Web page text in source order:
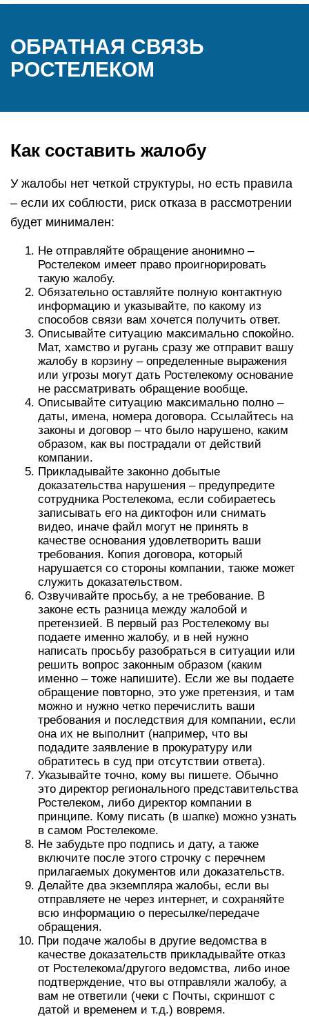
ОБРАТНАЯ СВЯЗЬ
РОСТЕЛЕКОМ
Как составить жалобу
У жалобы нет четкой структуры, но есть правила
– если их соблюсти, риск отказа в рассмотрении
будет минимален:
Не отправляйте обращение анонимно –
Ростелеком имеет право проигнорировать
такую жалобу.
Обязательно оставляйте полную контактную
информацию и указывайте, по какому из
способов связи вам хочется получить ответ.
Описывайте ситуацию максимально спокойно.
Мат, хамство и ругань сразу же отправит вашу
жалобу в корзину – определенные выражения
или угрозы могут дать Ростелекому основание
не рассматривать обращение вообще.
Описывайте ситуацию максимально полно –
даты, имена, номера договора. Ссылайтесь на
законы и договор – что было нарушено, каким
образом, как вы пострадали от действий
компании.
Прикладывайте законно добытые
доказательства нарушения – предупредите
сотрудника Ростелекома, если собираетесь
записывать его на диктофон или снимать
видео, иначе файл могут не принять в
качестве основания удовлетворить ваши
требования. Копия договора, который
нарушается со стороны компании, также может
служить доказательством.
Озвучивайте просьбу, а не требование. В
законе есть разница между жалобой и
претензией. В первый раз Ростелекому вы
подаете именно жалобу, и в ней нужно
написать просьбу разобраться в ситуации или
решить вопрос законным образом (каким
именно – тоже напишите). Если же вы подаете
обращение повторно, это уже претензия, и там
можно и нужно четко перечислить ваши
требования и последствия для компании, если
она их не выполнит (например, что вы
подадите заявление в прокуратуру или
обратитесь в суд при отсутствии ответа).
Указывайте точно, кому вы пишете. Обычно
это директор регионального представительства
Ростелеком, либо директор компании в
принципе. Кому писать (в шапке) можно узнать
в самом Ростелекоме.
Не забудьте про подпись и дату, а также
включите после этого строчку с перечнем
прилагаемых документов или доказательств.
Делайте два экземпляра жалобы, если вы
отправляете не через интернет, и сохраняйте
всю информацию о пересылке/передаче
обращения.
При подаче жалобы в другие ведомства в
качестве доказательств прикладывайте отказ
от Ростелекома/другого ведомства, либо иное
подтверждение, что вы отправляли жалобу, а
вам не ответили (чеки с Почты, скриншот с
датой и временем и т.д.) вовремя.